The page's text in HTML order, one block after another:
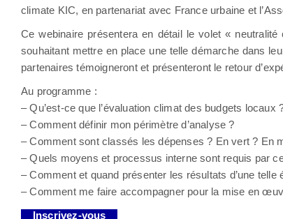
climate KIC, en partenariat avec France urbaine et
Ce webinaire présentera en détail le volet «
souhaitant mettre en place une telle démarche dans
partenaires témoigneront et présenteront le retour
Au programme :
– Qu’est-ce que l’évaluation climat des budgets locaux
– Comment définir mon périmètre d’analyse ?
– Comment sont classés les dépenses ? En vert ? En
– Quels moyens et processus interne sont requis par
– Comment et quand présenter les résultats d’une
– Comment me faire accompagner pour la mise en
Inscrivez-vous